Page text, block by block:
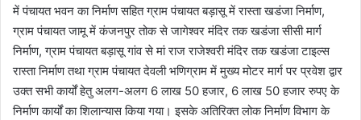
में पंचायत भवन का निर्माण सहित ग्राम पंचायत बड़ासू में रास्ता खडंजा निर्माण,
ग्राम पंचायत जामू में कंजनपुर तोक से जागेश्वर मंदिर तक खडंजा सीसी मार्ग
निर्माण, ग्राम पंचायत बड़ासू गांव से मां राज राजेश्वरी मंदिर तक खडंजा टाइल्स
रास्ता निर्माण तथा ग्राम पंचायत देवली भणिग्राम में मुख्य मोटर मार्ग पर प्रवेश द्वार
उक्त सभी कार्यों हेतु अलग-अलग 6 लाख 50 हजार, 6 लाख 50 हजार रुपए के
निर्माण कार्यों का शिलान्यास किया गया। इसके अतिरिक्त लोक निर्माण विभाग के